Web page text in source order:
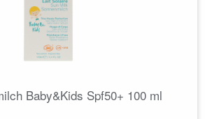
Baby&Kids Spf50+ 100 ml